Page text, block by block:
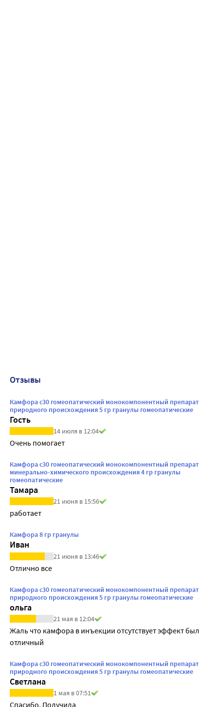
Отзывы
Камфора с30 гомеопатический монокомпонентный препарат
природного происхождения 5 гр гранулы гомеопатические
Гость
14 июля в 12:04
Очень помогает
Камфора с30 гомеопатический монокомпонентный препарат
минерально-химического происхождения 4 гр гранулы
гомеопатические
Тамара
21 июня в 15:56
работает
Камфора 8 гр гранулы
Иван
21 июня в 13:46
Отлично все
Камфора с30 гомеопатический монокомпонентный препарат
природного происхождения 5 гр гранулы гомеопатические
ольга
21 мая в 12:04
Жаль что камфора в инъекции отсутствует эффект был
отличный
Камфора с30 гомеопатический монокомпонентный препарат
природного происхождения 5 гр гранулы гомеопатические
Светлана
1 мая в 07:51
Спасибо. Получила